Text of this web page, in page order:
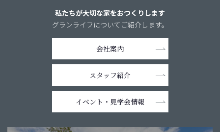
私たちが大切な家をおつくりします
グランライフについてご紹介します。
会社案内
スタッフ紹介
イベント・ 見学会情報